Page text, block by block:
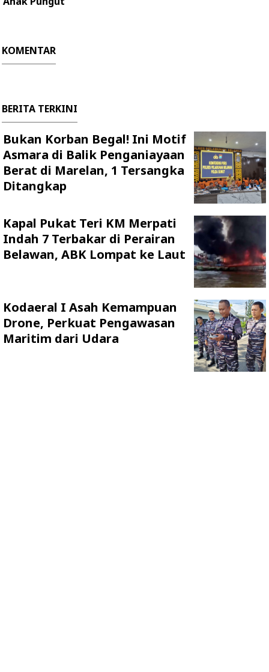
KOMENTAR
BERITA TERKINI
Bukan Korban Begal! Ini Motif
Asmara di Balik Penganiayaan
Berat di Marelan, 1 Tersangka
Ditangkap
Kapal Pukat Teri KM Merpati
Indah 7 Terbakar di Perairan
Belawan, ABK Lompat ke Laut
Kodaeral I Asah Kemampuan
Drone, Perkuat Pengawasan
Maritim dari Udara